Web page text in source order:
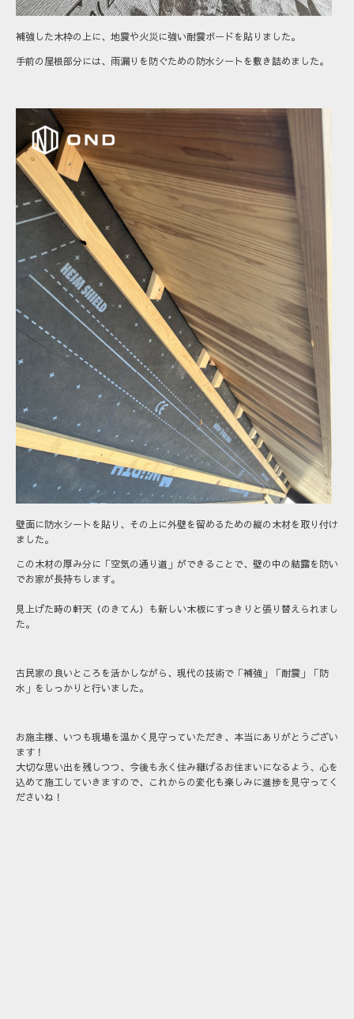
補強した木枠の上に、地震や火災に強い耐震ボードを貼りました。
手前の屋根部分には、雨漏りを防ぐための防水シートを敷き詰めました。
壁面に防水シートを貼り、その上に外壁を留めるための縦の木材を取り付け
ました。
この木材の厚み分に「空気の通り道」ができることで、壁の中の結露を防い
でお家が長持ちします。
見上げた時の軒天（のきてん）も新しい木板にすっきりと張り替えられまし
た。
古民家の良いところを活かしながら、現代の技術で「補強」「耐震」「防
水」をしっかりと行いました。
お施主様、いつも現場を温かく見守っていただき、本当にありがとうござい
ます！
大切な思い出を残しつつ、今後も永く住み継げるお住まいになるよう、心を
込めて施工していきますので、これからの変化も楽しみに進捗を見守ってく
ださいね！